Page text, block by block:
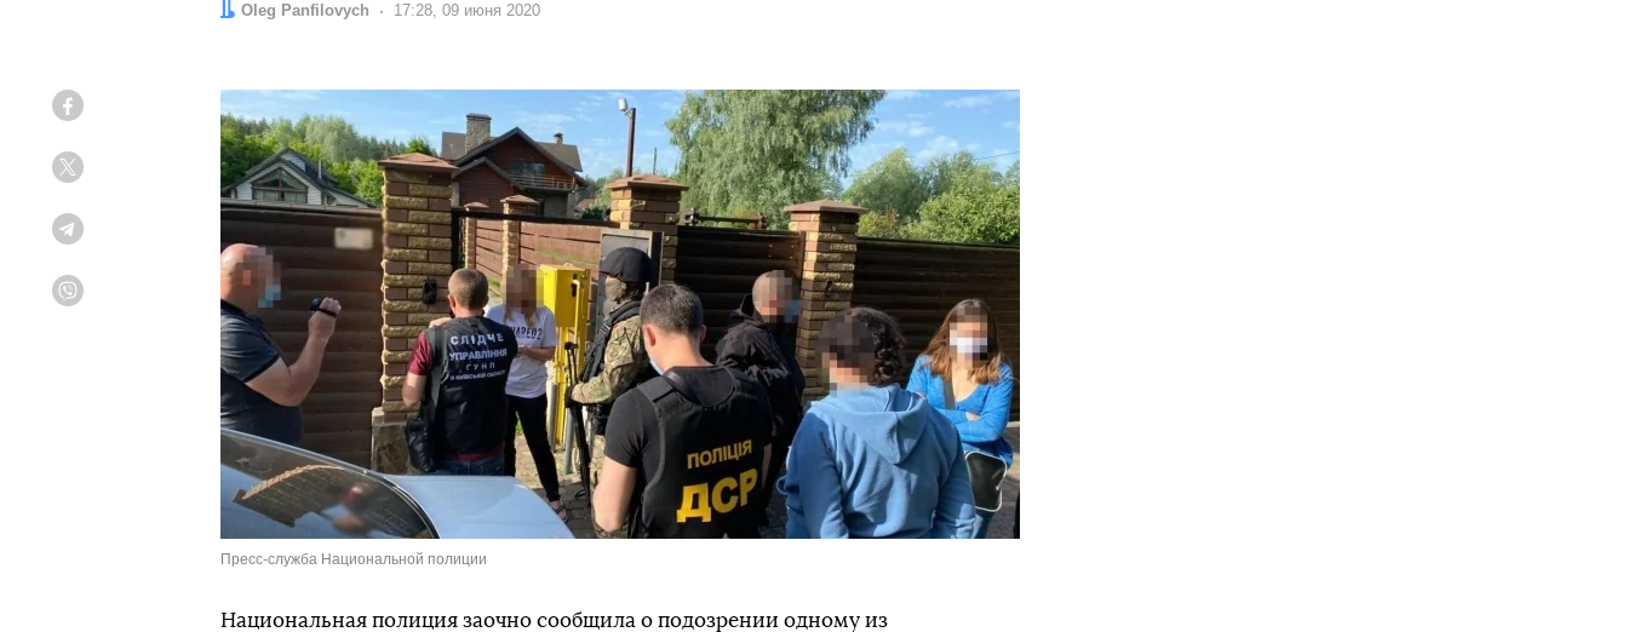
Автор:
Oleg Panfilovych Дата:
17:28, 09 июня 2020
Пресс-служба Национальной полиции
Национальная полиция заочно сообщила о подозрении одному из